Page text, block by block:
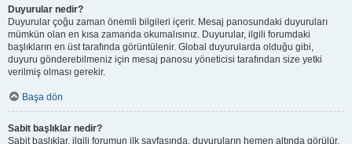
Duyurular nedir?
Duyurular çoğu zaman önemli bilgileri içerir. Mesaj panosundaki duyuruları
mümkün olan en kısa zamanda okumalısınız. Duyurular, ilgili forumdaki
başlıkların en üst tarafında görüntülenir. Global duyurularda olduğu gibi,
duyuru gönderebilmeniz için mesaj panosu yöneticisi tarafından size yetki
verilmiş olması gerekir.
Başa dön
Sabit başlıklar nedir?
Sabit başlıklar, ilgili forumun ilk sayfasında, duyuruların hemen altında görülür.